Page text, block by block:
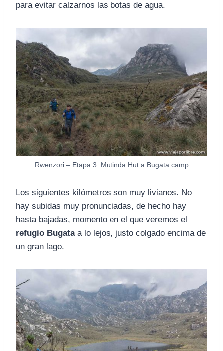
para evitar calzarnos las botas de agua.
Rwenzori – Etapa 3. Mutinda Hut a Bugata camp
Los siguientes kilómetros son muy livianos. No
hay subidas muy pronunciadas, de hecho hay
hasta bajadas, momento en el que veremos el
refugio Bugataa lo lejos, justo colgado encima de
un gran lago.